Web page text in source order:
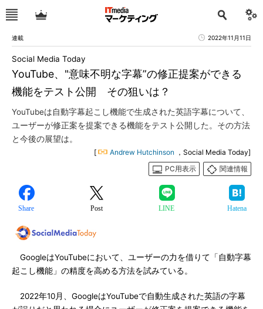
連載 2022年11月11日
YouTube、"意味不明な字幕”の修正提案ができる
機能をテスト公開 その狙いは？
Social Media Today
YouTubeは自動字幕起こし機能で生成された英語字幕について、
ユーザーが修正案を提案できる機能をテスト公開した。その方法
と今後の展望は。
[ Andrew Hutchinson ，Social Media Today]
PC用表示
関連情報
Share Post LINE Hatena
GoogleはYouTubeにおいて、ユーザーの力を借りて「自動字幕
起こし機能」の精度を高める方法を試みている。
2022年10月、GoogleはYouTubeで自動生成された英語の字幕